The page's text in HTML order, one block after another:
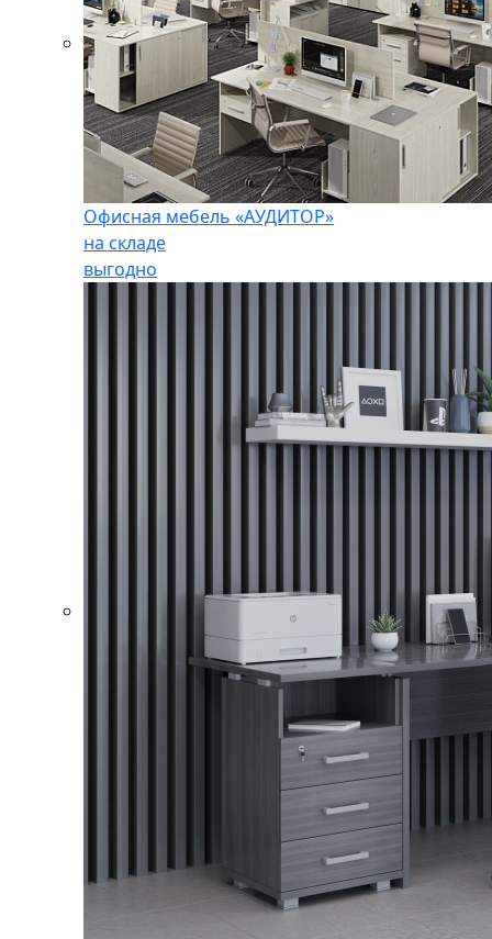
Офисная мебель «АУДИТОР»
на складе
выгодно